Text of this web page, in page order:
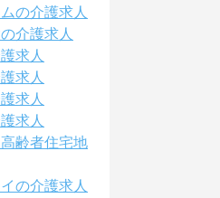
の介護求人
介護求人
求人
求人
求人
求人
齢者住宅地
の介護求人